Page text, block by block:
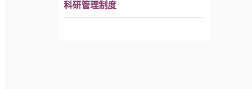
科研管理制度